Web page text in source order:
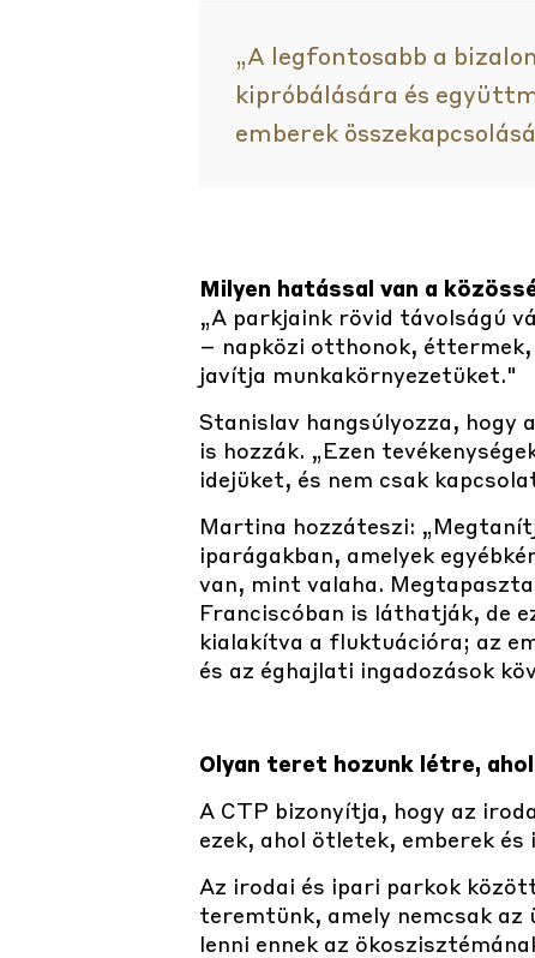
„A legfontosabb a
kipróbálására és
emberek
Milyen hatással van a
„A parkjaink rövid távolságú
– napközi otthonok,
javítja munkakörnyezetüket."
Stanislav hangsúlyozza, hogy
is hozzák. „Ezen
idejüket, és nem csak
Martina hozzáteszi:
iparágakban, amelyek
van, mint valaha.
Franciscóban is láthatják, de
kialakítva a fluktuációra; az
és az éghajlati ingadozások
Olyan teret hozunk létre,
A CTP bizonyítja, hogy az
ezek, ahol ötletek, emberek
Az irodai és ipari parkok
teremtünk, amely nemcsak
lenni ennek az